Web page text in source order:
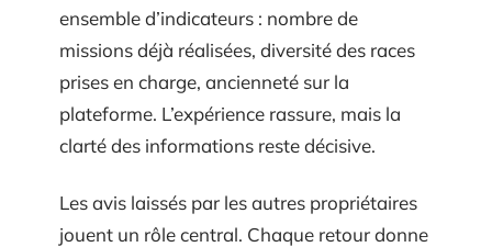
ensemble d’indicateurs : nombre de
missions déjà réalisées, diversité des races
prises en charge, ancienneté sur la
plateforme. L’expérience rassure, mais la
clarté des informations reste décisive.
Les avis laissés par les autres propriétaires
jouent un rôle central. Chaque retour donne